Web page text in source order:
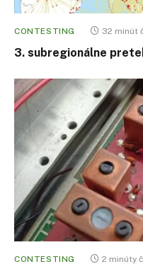
CONTESTING 32 minút
3. subregionálne
CONTESTING 2 minúty